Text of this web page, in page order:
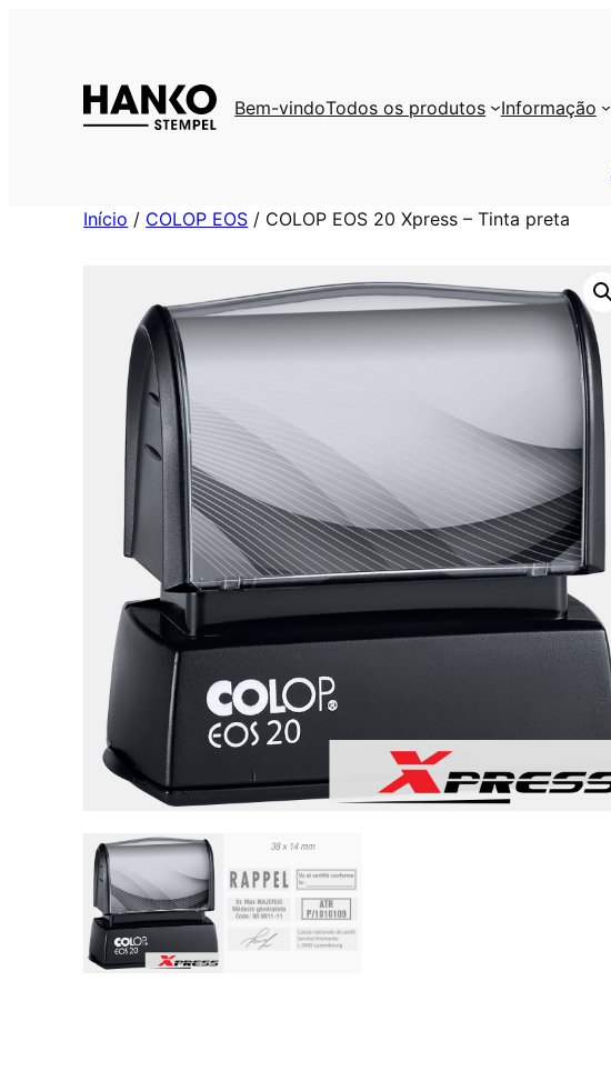
Bem-vindoTodos os produtos Informação
Início / COLOP EOS / COLOP EOS 20 Xpress – Tinta preta